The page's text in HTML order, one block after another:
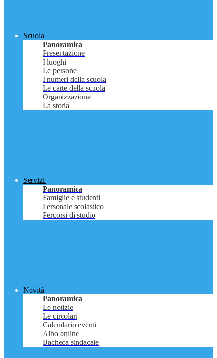
Scuola
Panoramica
Presentazione
I luoghi
Le persone
I numeri della scuola
Le carte della scuola
Organizzazione
La storia
Servizi
Panoramica
Famiglie e studenti
Personale scolastico
Percorsi di studio
Novità
Panoramica
Le notizie
Le circolari
Calendario eventi
Albo online
Bacheca sindacale